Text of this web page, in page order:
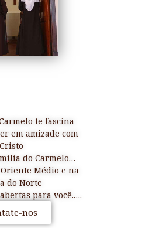
te fascina
em amizade com
Cristo
do Carmelo…
Médio e na
do Norte
para você.….
nos